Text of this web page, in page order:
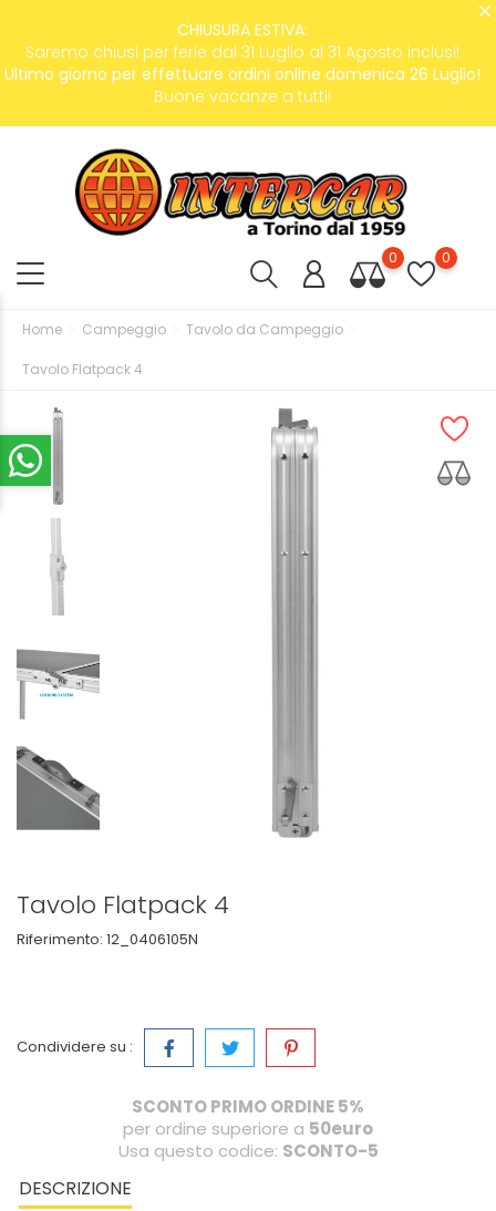
CHIUSURA ESTIVA:
Saremo chiusi per ferie dal 31 Luglio al 31 Agosto inclusi!
Ultimo giorno per effettuare ordini online domenica 26 Luglio!
Buone vacanze a tutti!
0 0
Home Campeggio Tavolo da Campeggio
Tavolo Flatpack 4
Tavolo Flatpack 4
Riferimento: 12_0406105N
Condividere su :
SCONTO PRIMO ORDINE 5%
per ordine superiore a 50euro
Usa questo codice: SCONTO-5
DESCRIZIONE